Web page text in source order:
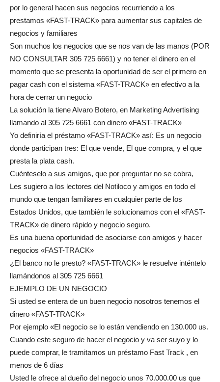
por lo general hacen sus negocios recurriendo a los
prestamos «FAST-TRACK» para aumentar sus capitales de
negocios y familiares
Son muchos los negocios que se nos van de las manos (POR
NO CONSULTAR 305 725 6661) y no tener el dinero en el
momento que se presenta la oportunidad de ser el primero en
pagar cash con el sistema «FAST-TRACK» en efectivo a la
hora de cerrar un negocio
La solución la tiene Alvaro Botero, en Marketing Advertising
llamando al 305 725 6661 con dinero «FAST-TRACK»
Yo definiría el préstamo «FAST-TRACK» así: Es un negocio
donde participan tres: El que vende, El que compra, y el que
presta la plata cash.
Cuénteselo a sus amigos, que por preguntar no se cobra,
Les sugiero a los lectores del Notiloco y amigos en todo el
mundo que tengan familiares en cualquier parte de los
Estados Unidos, que también le solucionamos con el «FAST-
TRACK» de dinero rápido y negocio seguro.
Es una buena oportunidad de asociarse con amigos y hacer
negocios «FAST-TRACK»
¿El banco no le presto? «FAST-TRACK» le resuelve inténtelo
llamándonos al 305 725 6661
EJEMPLO DE UN NEGOCIO
Si usted se entera de un buen negocio nosotros tenemos el
dinero «FAST-TRACK»
Por ejemplo «El negocio se lo están vendiendo en 130.000 us.
Cuando este seguro de hacer el negocio y va ser suyo y lo
puede comprar, le tramitamos un préstamo Fast Track , en
menos de 6 días
Usted le ofrece al dueño del negocio unos 70.000.00 us que